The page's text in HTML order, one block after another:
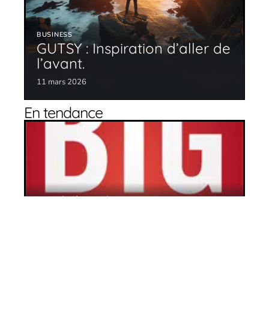
BUSINESS
GUTSY : Inspiration d’aller de
l’avant.
11 mars 2026
En tendance
La voie du succès